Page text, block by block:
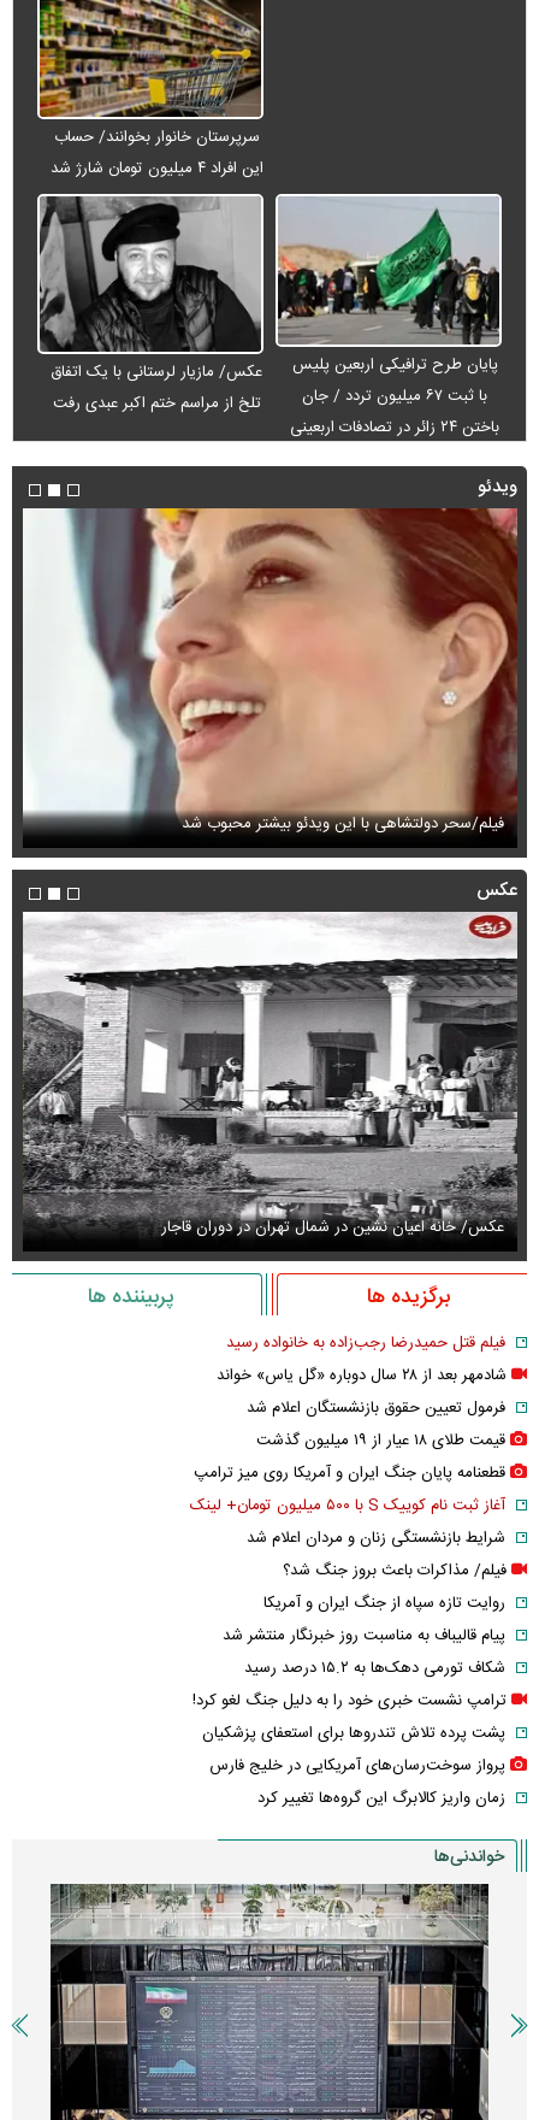
سرپرستان خانوار بخوانند/ حساب
این افراد ۴ میلیون تومان شارژ شد
پایان طرح ترافیکی اربعین پلیس
با ثبت ۶۷ میلیون تردد / جان
باختن ۲۴ زائر در تصادفات اربعینی
عکس/ مازیار لرستانی با یک اتفاق
تلخ از مراسم ختم اکبر عبدی رفت
ویدئو
فیلم/سحر دولتشاهی با این ویدئو بیشتر محبوب شد
عکس
عکس/ خانه اعیان نشین در شمال تهران در دوران قاجار
برگزیده ها پربیننده ها
فیلم قتل حمیدرضا رجب‌زاده به خانواده رسید
شادمهر بعد از ۲۸ سال دوباره «گل یاس» خواند
فرمول تعیین حقوق بازنشستگان اعلام شد
قیمت طلای ۱۸ عیار از ۱۹ میلیون گذشت
قطعنامه پایان جنگ ایران و آمریکا روی میز ترامپ
آغاز ثبت نام کوییک S با ۵۰۰ میلیون تومان+ لینک
شرایط بازنشستگی زنان و مردان اعلام شد
فیلم/ مذاکرات باعث بروز جنگ شد؟
روایت تازه سپاه از جنگ ایران و آمریکا
پیام قالیباف به مناسبت روز خبرنگار منتشر شد
شکاف تورمی دهک‌ها به ۱۵.۲ درصد رسید
ترامپ نشست خبری خود را به دلیل جنگ لغو کرد!
پشت پرده تلاش تندروها برای استعفای پزشکیان
پرواز سوخت‌رسان‌های آمریکایی در خلیج فارس
زمان واریز کالابرگ این گروه‌ها تغییر کرد
خواندنی‌ها